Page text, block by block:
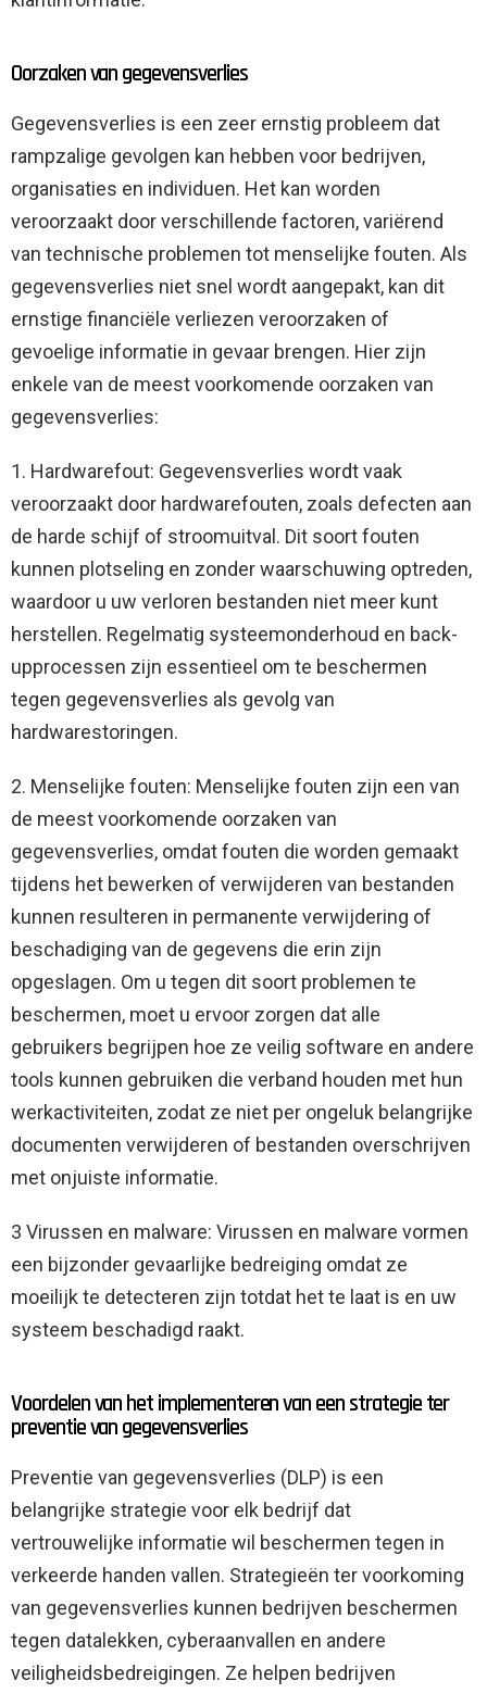
Oorzaken van gegevensverlies
Gegevensverlies is een zeer ernstig probleem dat
rampzalige gevolgen kan hebben voor bedrijven,
organisaties en individuen. Het kan worden
veroorzaakt door verschillende factoren, variërend
van technische problemen tot menselijke fouten. Als
gegevensverlies niet snel wordt aangepakt, kan dit
ernstige financiële verliezen veroorzaken of
gevoelige informatie in gevaar brengen. Hier zijn
enkele van de meest voorkomende oorzaken van
gegevensverlies:
1. Hardwarefout: Gegevensverlies wordt vaak
veroorzaakt door hardwarefouten, zoals defecten aan
de harde schijf of stroomuitval. Dit soort fouten
kunnen plotseling en zonder waarschuwing optreden,
waardoor u uw verloren bestanden niet meer kunt
herstellen. Regelmatig systeemonderhoud en back-
upprocessen zijn essentieel om te beschermen
tegen gegevensverlies als gevolg van
hardwarestoringen.
2. Menselijke fouten: Menselijke fouten zijn een van
de meest voorkomende oorzaken van
gegevensverlies, omdat fouten die worden gemaakt
tijdens het bewerken of verwijderen van bestanden
kunnen resulteren in permanente verwijdering of
beschadiging van de gegevens die erin zijn
opgeslagen. Om u tegen dit soort problemen te
beschermen, moet u ervoor zorgen dat alle
gebruikers begrijpen hoe ze veilig software en andere
tools kunnen gebruiken die verband houden met hun
werkactiviteiten, zodat ze niet per ongeluk belangrijke
documenten verwijderen of bestanden overschrijven
met onjuiste informatie.
3 Virussen en malware: Virussen en malware vormen
een bijzonder gevaarlijke bedreiging omdat ze
moeilijk te detecteren zijn totdat het te laat is en uw
systeem beschadigd raakt.
Voordelen van het implementeren van een strategie ter
preventie van gegevensverlies
Preventie van gegevensverlies (DLP) is een
belangrijke strategie voor elk bedrijf dat
vertrouwelijke informatie wil beschermen tegen in
verkeerde handen vallen. Strategieën ter voorkoming
van gegevensverlies kunnen bedrijven beschermen
tegen datalekken, cyberaanvallen en andere
veiligheidsbedreigingen. Ze helpen bedrijven